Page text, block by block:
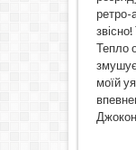
ретро-
Тепло
моїй